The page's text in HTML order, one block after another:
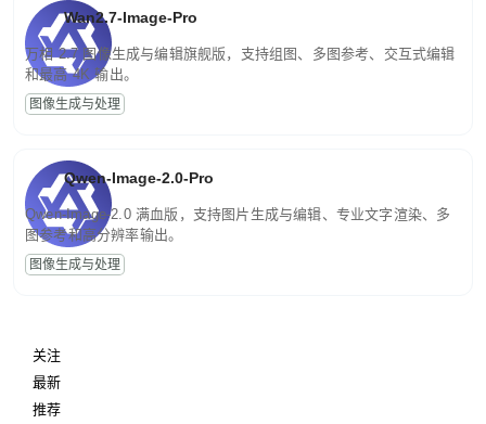
Wan2.7-Image-Pro
万相 2.7 图像生成与编辑旗舰版，支持组图、多图参考、交互式编辑
和最高 4K 输出。
图像生成与处理
Qwen-Image-2.0-Pro
Qwen-Image-2.0 满血版，支持图片生成与编辑、专业文字渲染、多
图参考和高分辨率输出。
图像生成与处理
关注
最新
推荐